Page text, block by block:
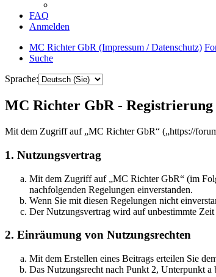
FAQ
Anmelden
MC Richter GbR (Impressum / Datenschutz)
Suche
Sprache:
MC Richter GbR - Registrierung
Mit dem Zugriff auf „MC Richter GbR“ („https://
1. Nutzungsvertrag
Mit dem Zugriff auf „MC Richter GbR“ (im
nachfolgenden Regelungen einverstanden.
Wenn Sie mit diesen Regelungen nicht
Der Nutzungsvertrag wird auf unbestimmte
2. Einräumung von Nutzungsrechten
Mit dem Erstellen eines Beitrags erteilen Sie
Das Nutzungsrecht nach Punkt 2, Unterpunkt